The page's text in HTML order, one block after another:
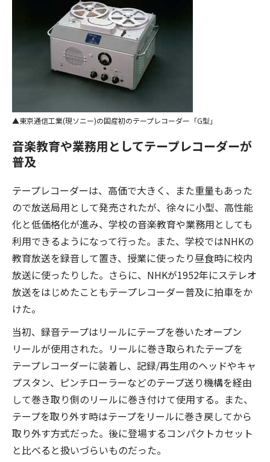
東京通信工業(現ソニー)の国産初のテープレコーダー「G型」
音楽教育や業務用としてテープレコーダーが
普及
テープレコーダーは、高価で大きく、また重量もあった
ので放送局用として発売されたが、徐々に小型、高性能
化と低価格化が進み、学校の音楽教育や業務用としても
利用できるようになって行った。また、学校ではNHKの
教育放送を録音して置き、授業に使ったり昼食時に校内
放送に使ったりした。さらに、NHKが1952年にステレオ
放送をはじめたこともテープレコーダー普及に拍車をか
けた。
当初、録音テープはリールにテープを巻いたオープン
リールが使用された。リールに巻き取られたテープを
テープレコーダーに装着し、記録/再生用のヘッドやキャ
プスタン、ピンチローラーなどのテープ送り機構を経由
して巻き取り側のリールに巻き付けて使用する。また、
テープを取り外す時はテープをリールに巻き戻してから
取り外す方式だった。後に登場するコンパクトカセット
と比べると扱いづらいものだった。